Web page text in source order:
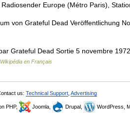
Radiosender Europe (Métro Paris),
von Grateful Dead Veröffentlichung
Grateful Dead Sortie 5 novembre
Wikipédia en Français
us: Technical Support Advertising
PHP, Joomla, Drupal, WordPress,